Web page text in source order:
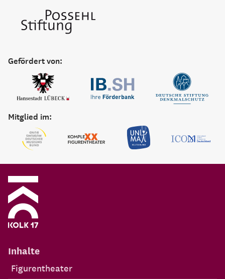
Gefördert von:
Mitglied im:
Inhalte
Figurentheater